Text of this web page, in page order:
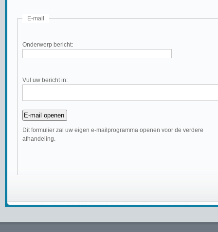
E-mail
Onderwerp bericht:
Vul uw bericht in:
Dit formulier zal uw eigen e-mailprogramma openen voor de verdere
afhandeling.